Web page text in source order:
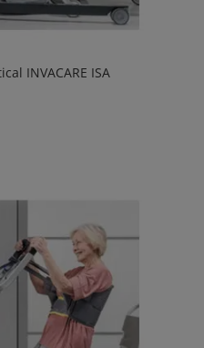
INVACARE ISA